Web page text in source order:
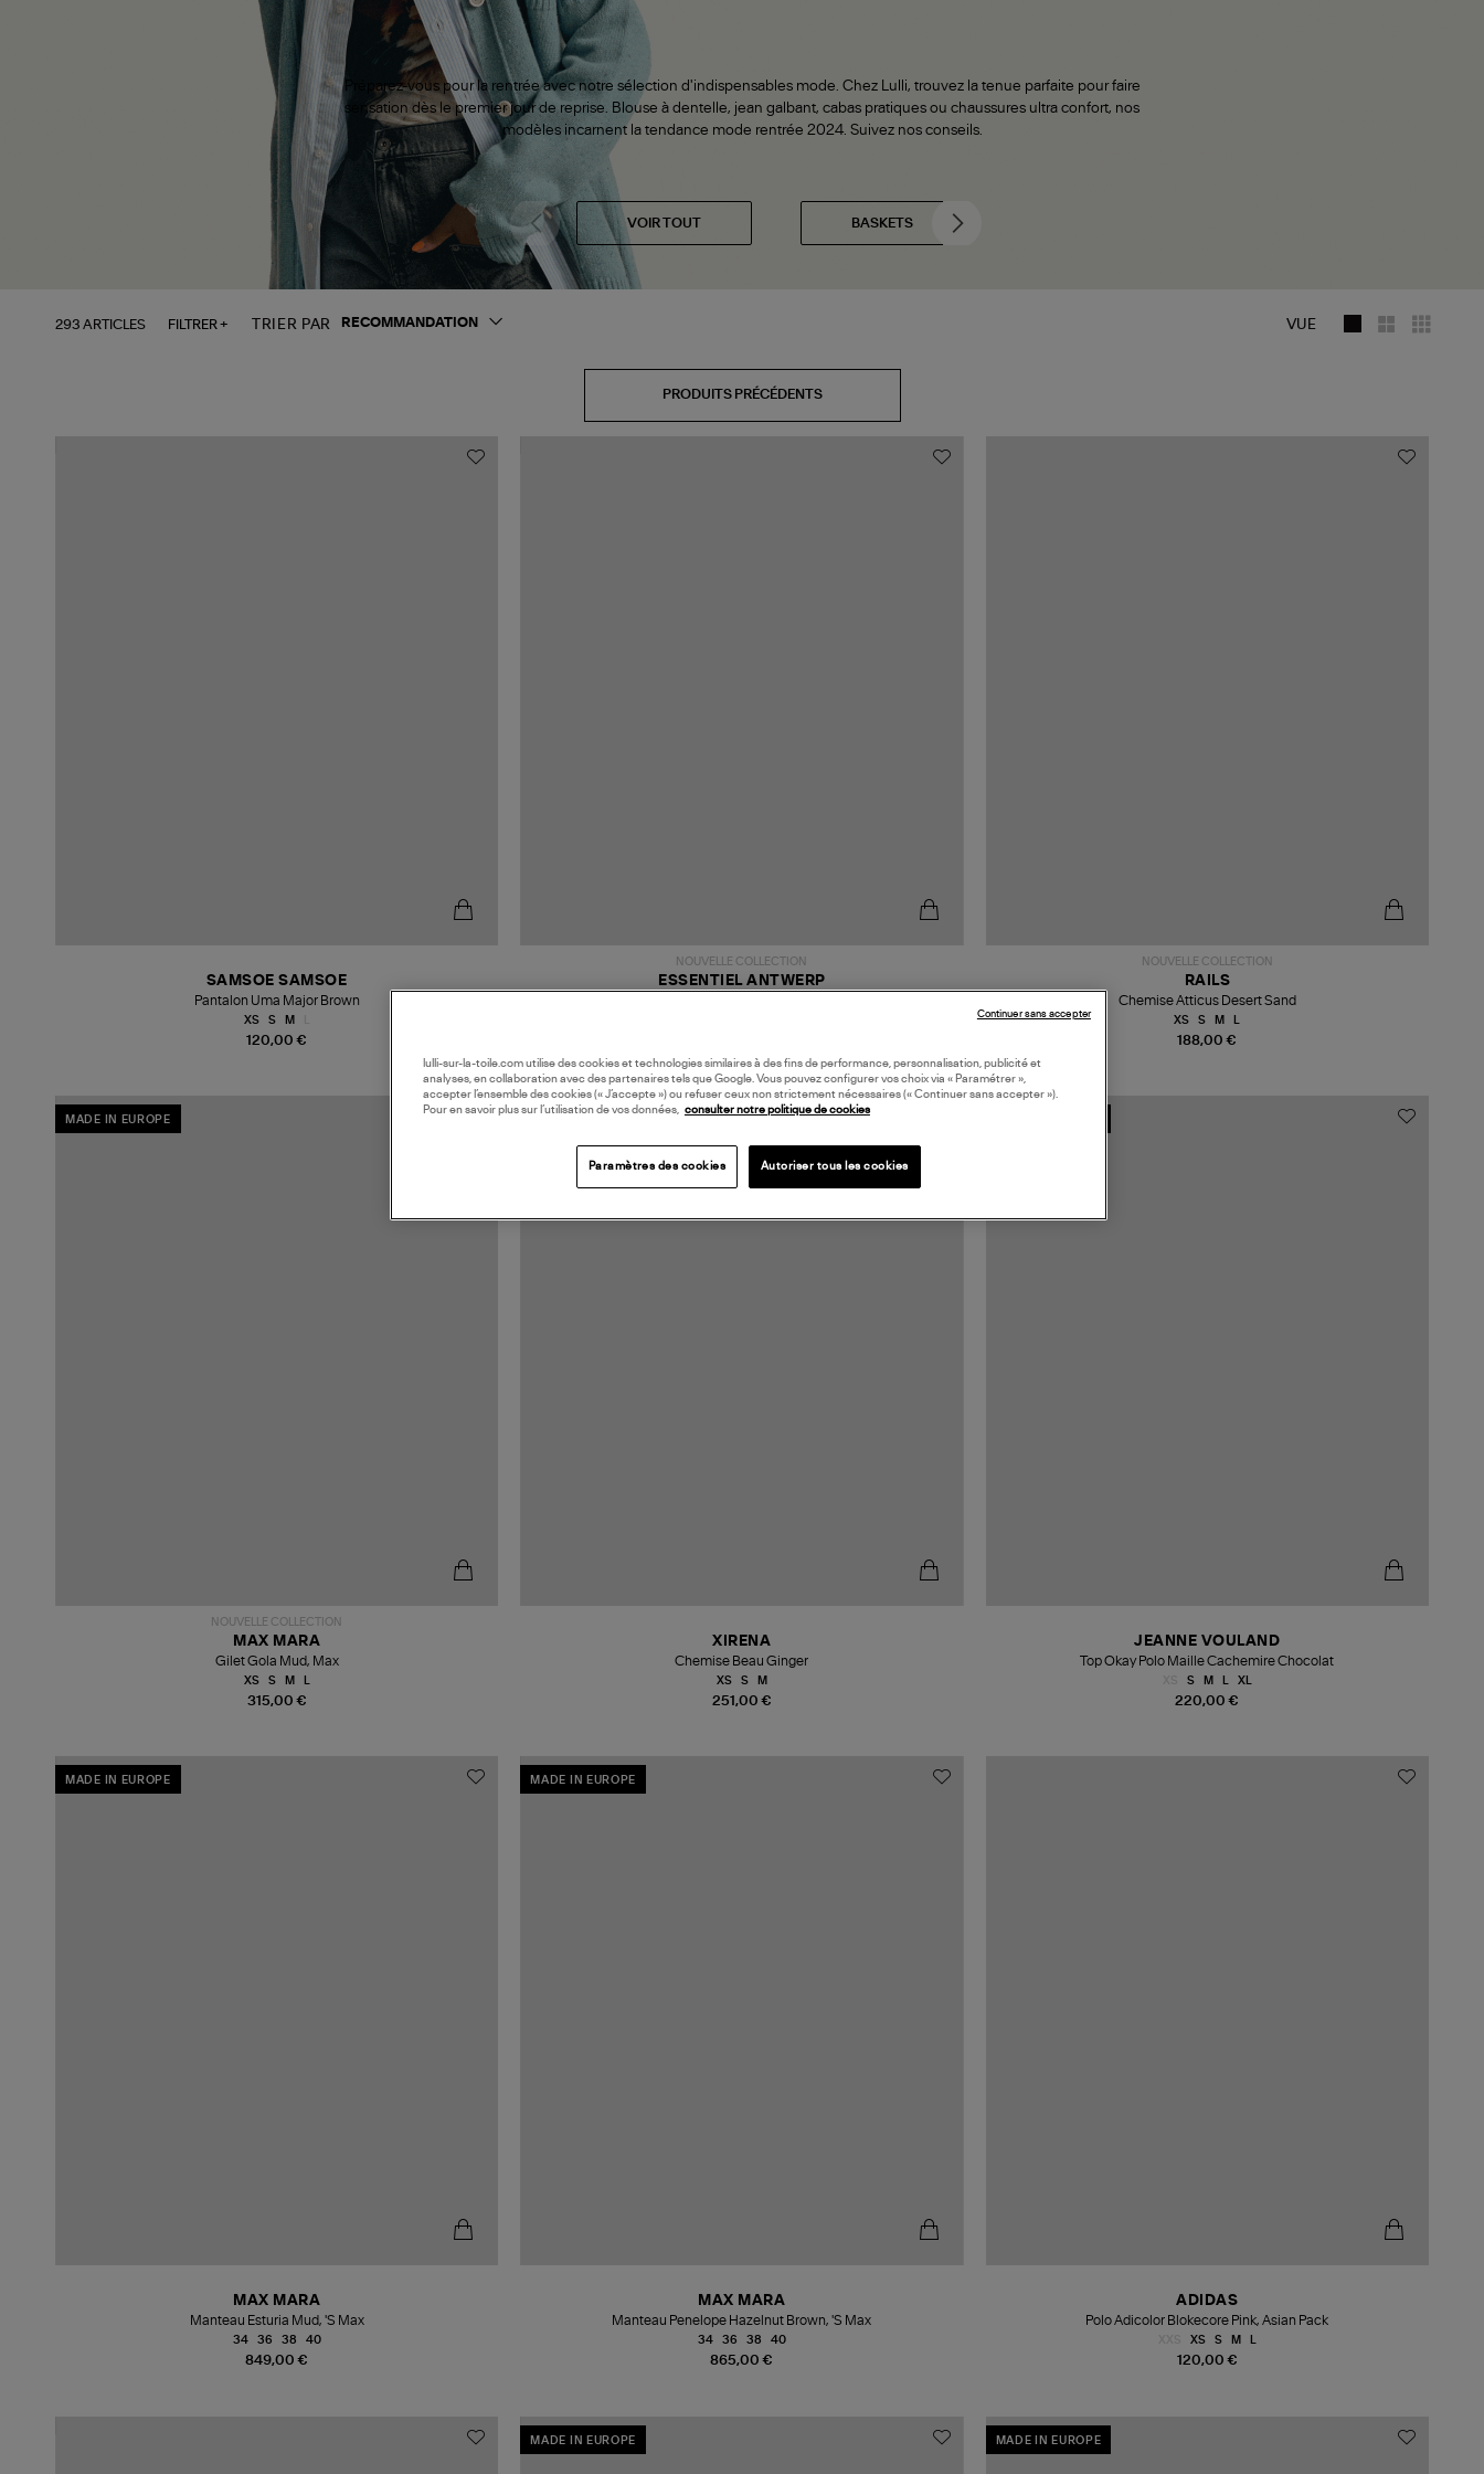
Préparez-vous pour la rentrée avec notre sélection d'indispensables mode. Chez Lulli, trouvez la tenue parfaite pour faire
sensation dès le premier jour de reprise. Blouse à dentelle, jean galbant, cabas pratiques ou chaussures ultra confort, nos
modèles incarnent la tendance mode rentrée 2024. Suivez nos conseils.
VOIR TOUT BASKETS
293 ARTICLES FILTRER + TRIER PAR VUE
PRODUITS PRÉCÉDENTS
120,00 €
SAMSOE SAMSOE
Pantalon Uma Major Brown
XS S M
NOUVELLE COLLECTION
ESSENTIEL ANTWERP
NOUVELLE COLLECTION
188,00 €
RAILS
Chemise Atticus Desert Sand
XS S M L
MADE IN EUROPE
NOUVELLE COLLECTION
315,00 €
MAX MARA
Gilet Gola Mud, Max
XS S M
251,00 €
XIRENA
Chemise Beau Ginger
XS S M
220,00 €
JEANNE VOULAND
Top Okay Polo Maille Cachemire Chocolat
S M XL
MADE IN EUROPE
849,00 €
MAX MARA
Manteau Esturia Mud, 'S Max
34 36 38 40
MADE IN EUROPE
865,00 €
MAX MARA
Manteau Penelope Hazelnut Brown, 'S Max
34 36 38 40
120,00 €
ADIDAS
Polo Adicolor Blokecore Pink, Asian Pack
XS S M L
MADE IN EUROPE MADE IN EUROPE
lulli-sur-la-toile.com utilise des cookies et technologies similaires à des fins de performance, personnalisation, publicité et
analyses, en collaboration avec des partenaires tels que Google. Vous pouvez configurer vos choix via « Paramétrer »,
accepter l’ensemble des cookies (« J’accepte ») ou refuser ceux non strictement nécessaires (« Continuer sans accepter »).
Pour en savoir plus sur l’utilisation de vos données, consulter notre politique de cookies
Paramètres des cookies Autoriser tous les cookies
Continuer sans accepter